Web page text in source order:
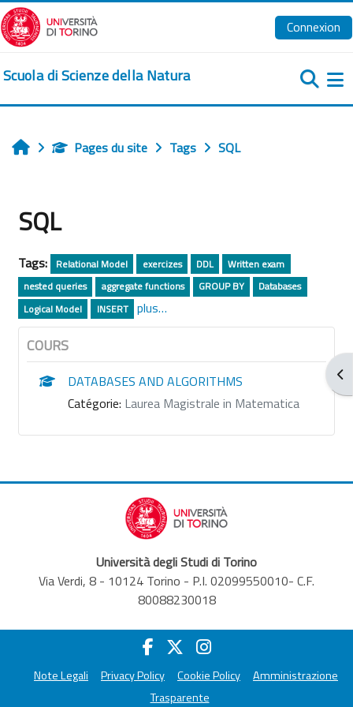
Passer au contenu principal
Connexion
Scuola di Scienze della Natura
AccueilPages du site Tags SQL
SQL
Tags: Relational Model exercizes DDL
Written exam
nested queries
aggregate functions GROUP BY
Databases
Logical Model
INSERT plus…
COURS
DATABASES AND ALGORITHMS
Catégorie: Laurea Magistrale in Matematica
Università degli Studi di Torino
Via Verdi, 8 - 10124 Torino - P.I. 02099550010- C.F.
80088230018
Note Legali Privacy Policy Cookie Policy
Amministrazione
Trasparente